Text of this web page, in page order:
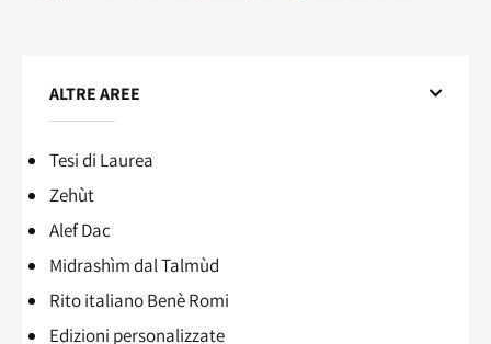
ALTRE AREE
Tesi di Laurea
Zehùt
Alef Dac
Midrashìm dal Talmùd
Rito italiano Benè Romi​
Edizioni personalizzate